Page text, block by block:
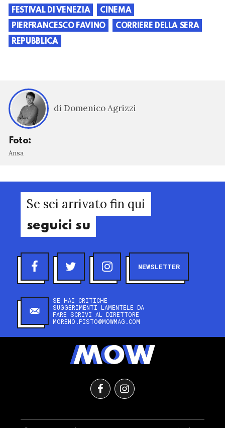
FESTIVAL DI VENEZIA
CINEMA
PIERFRANCESCO FAVINO
CORRIERE DELLA SERA
REPUBBLICA
di Domenico Agrizzi
Foto:
Ansa
Se sei arrivato fin qui
seguici su
NEWSLETTER
SE HAI CRITICHE
SUGGERIMENTI LAMENTELE DA
FARE SCRIVI AL DIRETTORE
MORENO.PISTO@MOWMAG.COM